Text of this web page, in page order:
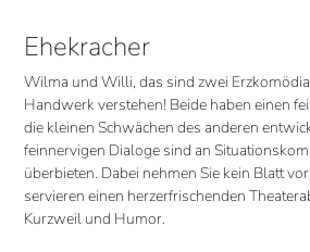
Ehekracher
Wilma und Willi, das sind zwei
Handwerk verstehen! Beide haben einen
die kleinen Schwächen des anderen
feinnervigen Dialoge sind an
überbieten. Dabei nehmen Sie kein Blatt
servieren einen herzerfrischenden
Kurzweil und Humor.